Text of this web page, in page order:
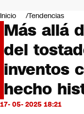
Negocios
Deportes
Programas
Cultura
Servicios
Bits
CNN tiempo
Futuro 360
Inicio Tendencias
Más allá
del
inventos
hecho
17- 05- 2025 18:21